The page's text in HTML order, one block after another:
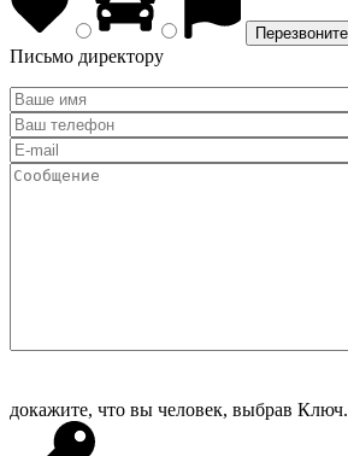
Письмо директору
докажите, что вы человек, выбрав Ключ.